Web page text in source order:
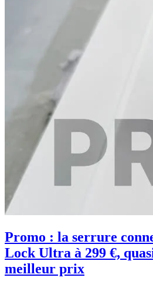
Promo : la serrure
Lock Ultra à 299 €,
meilleur prix